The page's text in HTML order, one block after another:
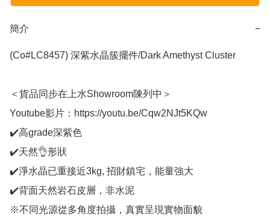
簡介 −
(Co#LC8457) 深紫水晶簇擺件/Dark Amethyst Cluster
＜貨品同步在上水Showroom陳列中＞
Youtube影片：https://youtu.be/Cqw2NJt5KQw
✔️高grade深紫色
✔️天然👌形狀
✔️淨水晶已重接近3kg, 招財鎮宅，能量強大
✔️背面天然岩石皮層，非水泥
※不同光源從多角度拍攝，真實呈現實物面貌